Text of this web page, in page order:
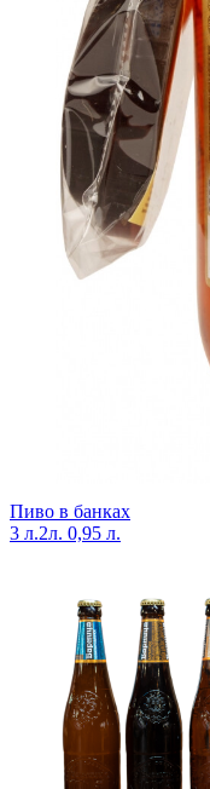
Пиво в банках
3 л.2л. 0,95 л.